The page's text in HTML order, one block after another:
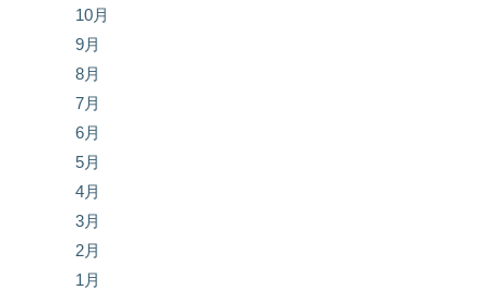
10月
9月
8月
7月
6月
5月
4月
3月
2月
1月